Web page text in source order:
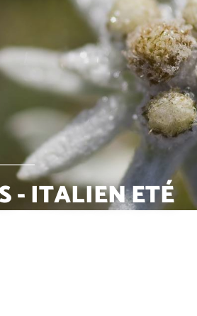
- ITALIEN ETÉ